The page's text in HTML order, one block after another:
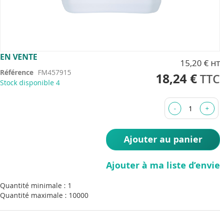
EN VENTE
Référence FM457915
Stock disponible 4
15,20 €
18,24 €
Ajouter au panier
Ajouter à ma liste d’envie
Quantité minimale : 1
Quantité maximale : 10000
Skip
the
beginning